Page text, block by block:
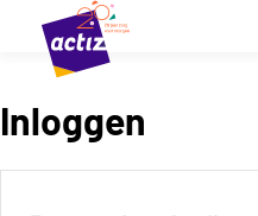
Naar hoofdinhoud
Naar menu
Inloggen